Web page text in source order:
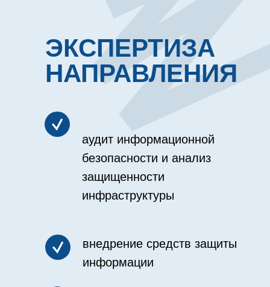
ЭКСПЕРТИЗА
НАПРАВЛЕНИЯ
внедрение средств защиты
информации
аудит информационной
безопасности и анализ
защищенности
инфраструктуры